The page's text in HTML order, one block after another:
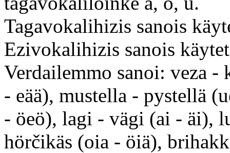
Tagavokalihizis sanois
Ezivokalihizis sanois
Verdailemmo sanoi: veza -
- eää), mustella - pystellä
- öeö), lagi - vägi (ai - äi),
hörčikäs (oia - öiä),